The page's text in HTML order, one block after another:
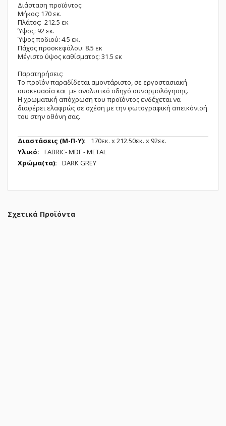
Διάσταση προϊόντος:
Μήκος: 170 εκ.
Πλάτος: 212.5 εκ
Ύψος: 92 εκ.
Ύψος ποδιού: 4.5 εκ.
Πάχος προσκεφάλου: 8.5 εκ
Μέγιστο ύψος καθίσματος: 31.5 εκ
Παρατηρήσεις:
Το προϊόν παραδίδεται αμοντάριστο, σε εργοστασιακή
συσκευασία και με αναλυτικό οδηγό συναρμολόγησης.
Η χρωματική απόχρωση του προϊόντος ενδέχεται να
διαφέρει ελαφρώς σε σχέση με την φωτογραφική απεικόνισή
του στην οθόνη σας.
Περισσότερες
Πληροφορίες
170εк. x 212.50εк. x 92εк.
FABRIC- MDF - METAL
DARK GREY
Σχετικά Προϊόντα